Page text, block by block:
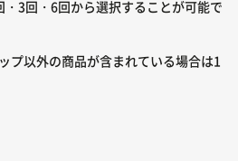
3回・6回から選択することが可能で
プ以外の商品が含まれている場合は1